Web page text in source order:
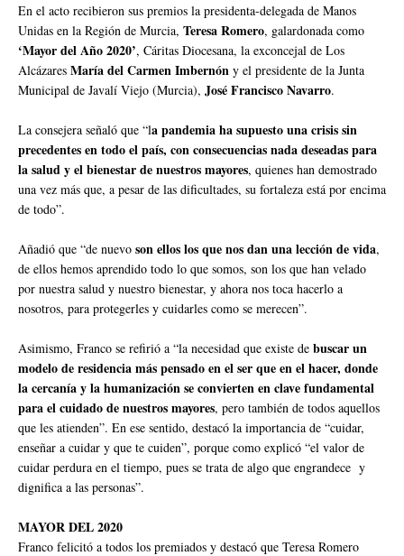
En el acto recibieron sus premios la presidenta-delegada de Manos
Unidas en la Región de Murcia, Teresa Romero, galardonada como
‘Mayor del Año 2020’, Cáritas Diocesana, la exconcejal de Los
Alcázares María del Carmen Imbernón y el presidente de la Junta
Municipal de Javalí Viejo (Murcia), José Francisco Navarro.
La consejera señaló que “la pandemia ha supuesto una crisis sin
precedentes en todo el país, con consecuencias nada deseadas para
la salud y el bienestar de nuestros mayores, quienes han demostrado
una vez más que, a pesar de las dificultades, su fortaleza está por encima
de todo”.
Añadió que “de nuevo son ellos los que nos dan una lección de vida,
de ellos hemos aprendido todo lo que somos, son los que han velado
por nuestra salud y nuestro bienestar, y ahora nos toca hacerlo a
nosotros, para protegerles y cuidarles como se merecen”.
Asimismo, Franco se refirió a “la necesidad que existe de buscar un
modelo de residencia más pensado en el ser que en el hacer, donde
la cercanía y la humanización se convierten en clave fundamental
para el cuidado de nuestros mayores, pero también de todos aquellos
que les atienden”. En ese sentido, destacó la importancia de “cuidar,
enseñar a cuidar y que te cuiden”, porque como explicó “el valor de
cuidar perdura en el tiempo, pues se trata de algo que engrandece y
dignifica a las personas”.
MAYOR DEL 2020
Franco felicitó a todos los premiados y destacó que Teresa Romero